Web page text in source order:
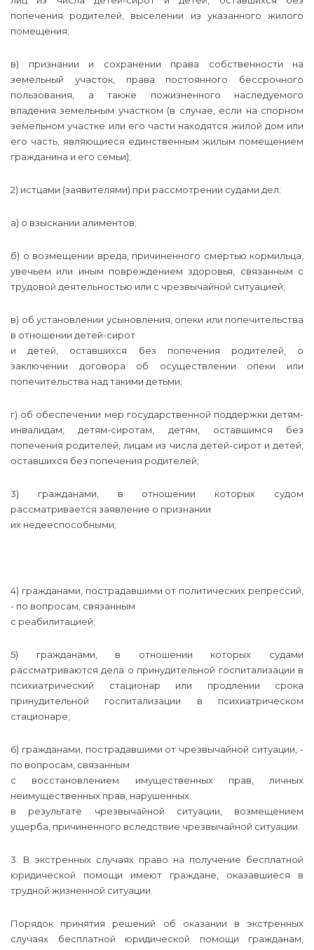
попечения родителей, выселении из указанного жилого
помещения;
в) признании и сохранении права собственности на
земельный участок, права постоянного бессрочного
пользования, а также пожизненного наследуемого
владения земельным участком (в случае, если на спорном
земельном участке или его части находятся жилой дом или
его часть, являющиеся единственным жилым помещением
гражданина и его семьи);
2) истцами (заявителями) при рассмотрении судами дел:
а) о взыскании алиментов;
б) о возмещении вреда, причиненного смертью кормильца,
увечьем или иным повреждением здоровья, связанным с
трудовой деятельностью или с чрезвычайной ситуацией;
в) об установлении усыновления, опеки или попечительства
в отношении детей-сирот
и детей, оставшихся без попечения родителей, о
заключении договора об осуществлении опеки или
попечительства над такими детьми;
г) об обеспечении мер государственной поддержки детям-
инвалидам, детям-сиротам, детям, оставшимся без
попечения родителей, лицам из числа детей-сирот и детей,
оставшихся без попечения родителей;
3) гражданами, в отношении которых судом
рассматривается заявление о признании
их недееспособными;
4) гражданами, пострадавшими от политических репрессий,
- по вопросам, связанным
с реабилитацией;
5) гражданами, в отношении которых судами
рассматриваются дела о принудительной госпитализации в
психиатрический стационар или продлении срока
принудительной госпитализации в психиатрическом
стационаре;
6) гражданами, пострадавшими от чрезвычайной ситуации, -
по вопросам, связанным
с восстановлением имущественных прав, личных
неимущественных прав, нарушенных
в результате чрезвычайной ситуации, возмещением
ущерба, причиненного вследствие чрезвычайной ситуации.
3. В экстренных случаях право на получение бесплатной
юридической помощи имеют граждане, оказавшиеся в
трудной жизненной ситуации.
Порядок принятия решений об оказании в экстренных
случаях бесплатной юридической помощи гражданам,